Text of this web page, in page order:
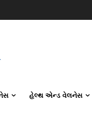
હેલ્થ એન્ડ વેલનેસ